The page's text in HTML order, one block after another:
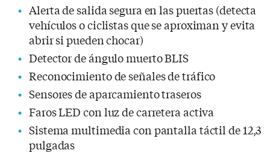
Alerta de salida segura en las puertas (detecta
vehículos o ciclistas que se aproximan y evita
abrir si pueden chocar)
Detector de ángulo muerto BLIS
Reconocimiento de señales de tráfico
Sensores de aparcamiento traseros
Faros LED con luz de carretera activa
Sistema multimedia con pantalla táctil de 12,3
pulgadas